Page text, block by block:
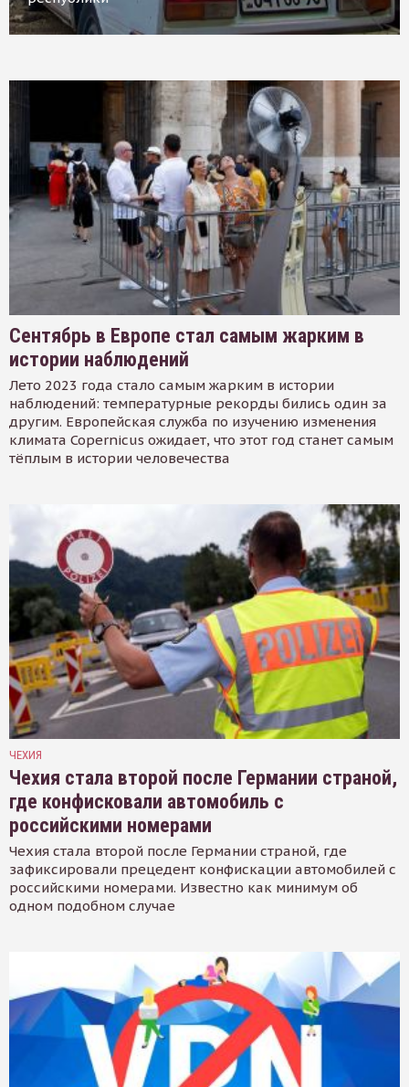
Сентябрь в Европе стал самым жарким в
истории наблюдений
Лето 2023 года стало самым жарким в истории
наблюдений: температурные рекорды бились один за
другим. Европейская служба по изучению изменения
климата Copernicus ожидает, что этот год станет самым
тёплым в истории человечества
ЧЕХИЯ
Чехия стала второй после Германии страной,
где конфисковали автомобиль с
российскими номерами
Чехия стала второй после Германии страной, где
зафиксировали прецедент конфискации автомобилей с
российскими номерами. Известно как минимум об
одном подобном случае